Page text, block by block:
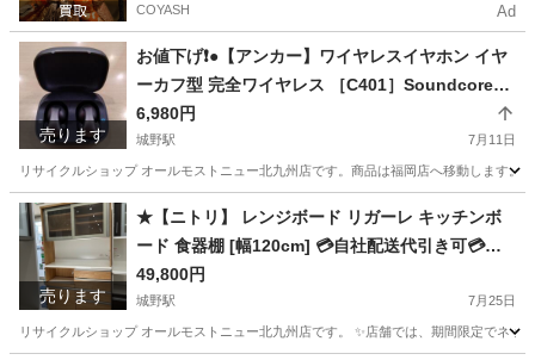
COYASH Ad
売ります
お値下げ❗️●【アンカー】ワイヤレスイヤホン イヤ
ーカフ型 完全ワイヤレス ［C401］Soundcore
【３ヶ月保証】北九州、福岡市限定
6,980円
城野駅 7月11日
リサイクルショップ オールモストニュー北九州店です。商品は福岡店へ移動します
福岡 北九州市 城野駅 オーディオ 商品
売ります
★【ニトリ】 レンジボード リガーレ キッチンボ
ード 食器棚 [幅120cm] 💳自社配送代引き可💳※
現金、クレジット、スマホ決済対応※
49,800円
城野駅 7月25日
リサイクルショップ オールモストニュー北九州店です。 ✨️店舗では、期間限定でネ